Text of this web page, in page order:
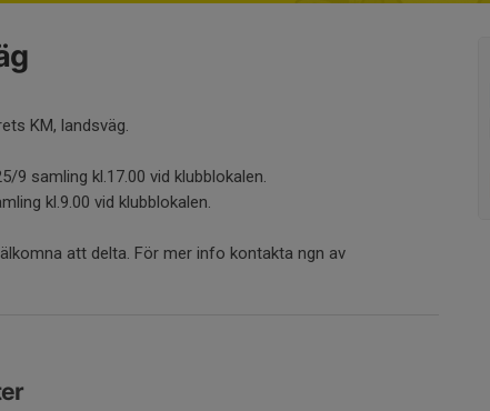
KM, landsväg.
9 samling kl.17.00 vid klubblokalen.
kl.9.00 vid klubblokalen.
att delta. För mer info kontakta ngn av